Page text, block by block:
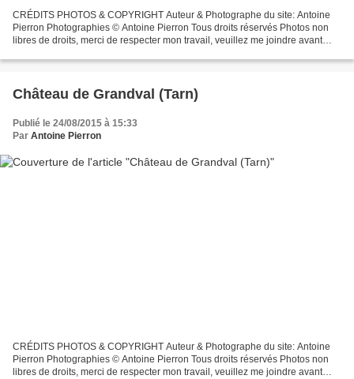
CRÉDITS PHOTOS & COPYRIGHT Auteur & Photographe du site: Antoine
Pierron Photographies © Antoine Pierron Tous droits réservés Photos non
libres de droits, merci de respecter mon travail, veuillez me joindre avant
Château de Grandval (Tarn)
Publié le 24/08/2015 à 15:33
Par Antoine Pierron
CRÉDITS PHOTOS & COPYRIGHT Auteur & Photographe du site: Antoine
Pierron Photographies © Antoine Pierron Tous droits réservés Photos non
libres de droits, merci de respecter mon travail, veuillez me joindre avant